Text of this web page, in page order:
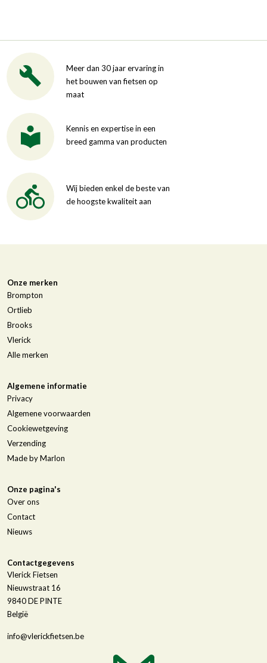
Meer dan 30 jaar ervaring in
het bouwen van fietsen op
maat
Kennis en expertise in een
breed gamma van producten
Wij bieden enkel de beste van
de hoogste kwaliteit aan
Onze merken
Brompton
Ortlieb
Brooks
Vlerick
Alle merken
Algemene informatie
Privacy
Algemene voorwaarden
Cookiewetgeving
Verzending
Made by Marlon
Onze pagina's
Over ons
Contact
Nieuws
Contactgegevens
Vlerick Fietsen
Nieuwstraat 16
9840DE PINTE
België
info@vlerickfietsen.be